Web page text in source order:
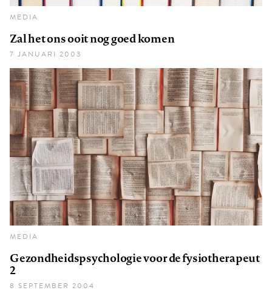
MEDIA
Zal het ons ooit nog goed komen
7 JANUARI 2003
MEDIA
Gezondheidspsychologie voor de fysiotherapeut
2
8 SEPTEMBER 2004